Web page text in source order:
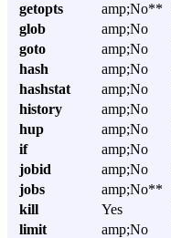
getopts
amp;No**
glob
amp;No
goto
amp;No
hash
amp;No
hashstat
amp;No
history
amp;No
hup
amp;No
if
amp;No
jobid
amp;No
jobs
amp;No**
kill
Yes
limit
amp;No